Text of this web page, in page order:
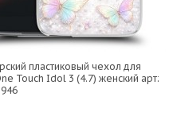
пластиковый чехол для
Touch Idol 3 (4.7) женский арт: